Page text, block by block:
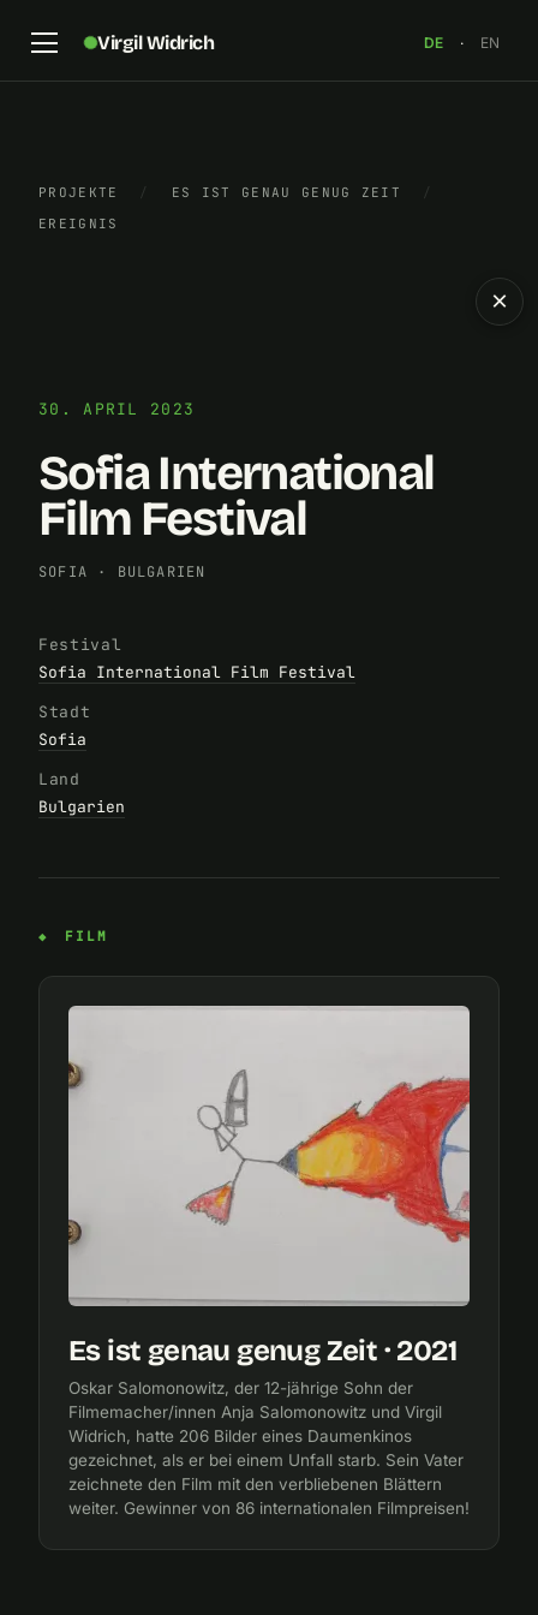
Virgil Widrich DE · EN
PROJEKTE / ES IST GENAU GENUG ZEIT
/
EREIGNIS
30. APRIL 2023
Sofia International
Film Festival
SOFIA · BULGARIEN
Festival
Sofia International Film Festival
Stadt
Sofia
Land
Bulgarien
FILM
Es ist genau genug Zeit · 2021
Oskar Salomonowitz, der 12-jährige Sohn der
Filmemacher/innen Anja Salomonowitz und Virgil
Widrich, hatte 206 Bilder eines Daumenkinos
gezeichnet, als er bei einem Unfall starb. Sein Vater
zeichnete den Film mit den verbliebenen Blättern
weiter. Gewinner von 86 internationalen Filmpreisen!
×